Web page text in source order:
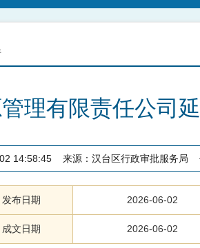
理有限责任公司
14:58:45 来源： 汉台区行政审批服务局
发布日期 2026-06-02
成文日期 2026-06-02